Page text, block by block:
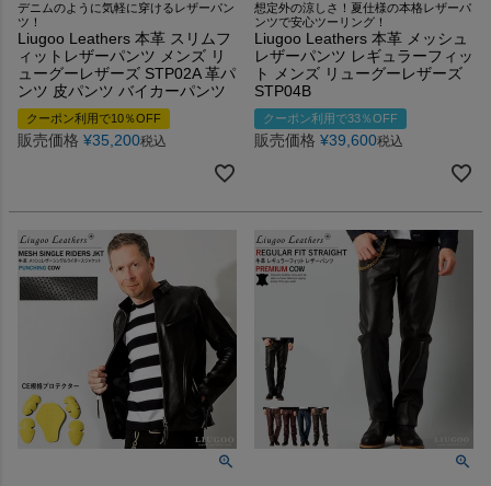
デニムのように気軽に穿けるレザーパン
ツ！
Liugoo Leathers 本革 スリムフ
ィットレザーパンツ メンズ リ
ューグーレザーズ STP02A 革パ
ンツ 皮パンツ バイカーパンツ
クーポン利用で10％OFF
販売価格 ¥35,200税込
想定外の涼しさ！夏仕様の本格レザーパ
ンツで安心ツーリング！
Liugoo Leathers 本革 メッシュ
レザーパンツ レギュラーフィッ
ト メンズ リューグーレザーズ
STP04B
クーポン利用で33％OFF
販売価格 ¥39,600税込